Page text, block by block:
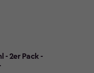
- 2er Pack -